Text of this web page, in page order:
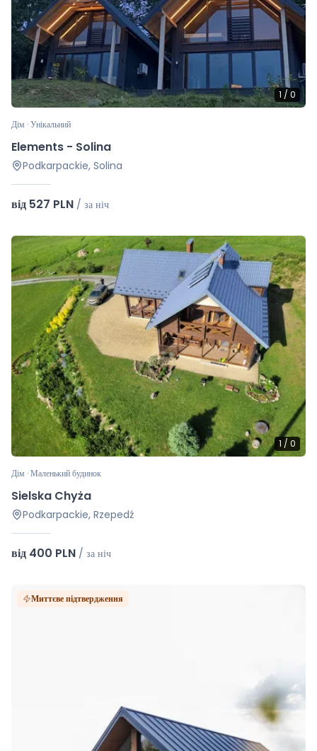
1 / 0
Дім · Унікальний
Elements - Solina
Podkarpackie, Solina
від 527 PLN / за ніч
1 / 0
Дім · Маленький будинок
Sielska Chyża
Podkarpackie, Rzepedź
від 400 PLN / за ніч
Миттєве підтвердження